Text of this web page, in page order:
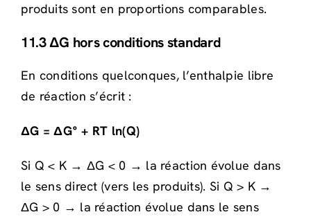
produits sont en proportions comparables.
11.3 ΔG hors conditions standard
En conditions quelconques, l’enthalpie libre
de réaction s’écrit :
ΔG = ΔG° + RT ln(Q)
Si Q < K → ΔG < 0 → la réaction évolue dans
le sens direct (vers les produits). Si Q > K →
ΔG > 0 → la réaction évolue dans le sens